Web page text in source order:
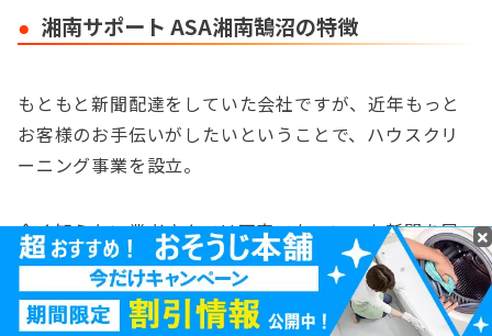
湘南サポート ASA湘南鵠沼の特徴
もともと新聞配達をしていた会社ですが、近年もっと
お客様のお手伝いがしたいということで、ハウスクリ
ーニング事業を設立。
全く知らない業者さんでは不安でも、いつも新聞を届
けてくれる顔見知りの人なら家に上げるのも安心！と
いう人もいるでしょう。